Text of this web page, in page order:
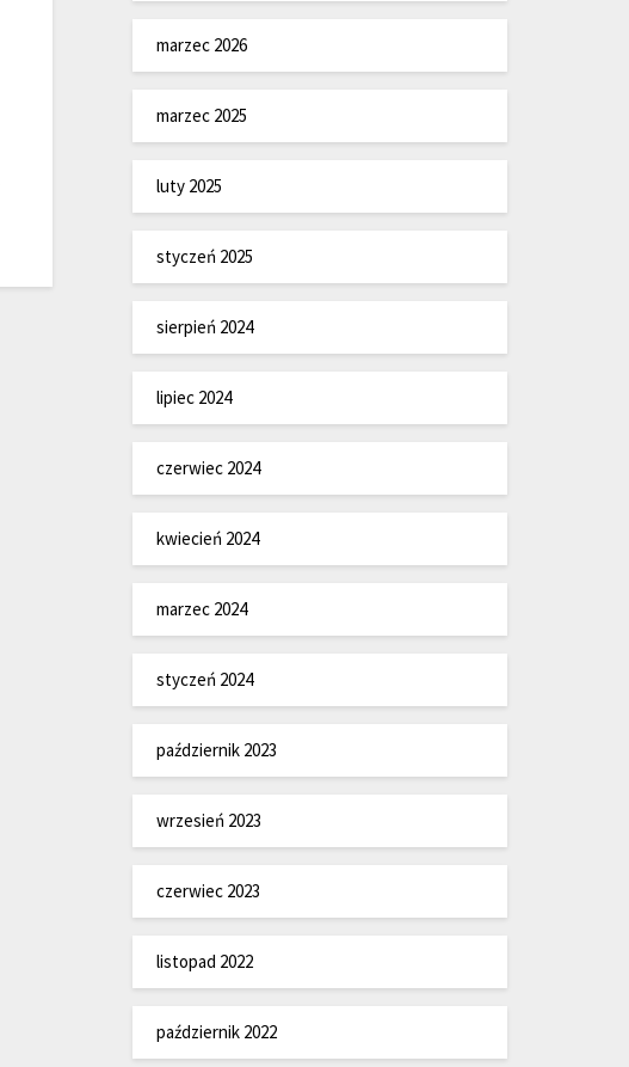
marzec 2026
marzec 2025
luty 2025
styczeń 2025
sierpień 2024
lipiec 2024
czerwiec 2024
kwiecień 2024
marzec 2024
styczeń 2024
październik 2023
wrzesień 2023
czerwiec 2023
listopad 2022
październik 2022